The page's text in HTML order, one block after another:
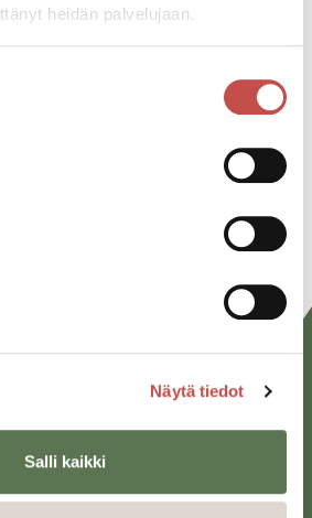
heidän palvelujaan.
Näytä tiedot
Salli kaikki